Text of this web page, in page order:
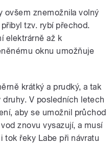
ovšem znemožnila volný
tzv. rybí přechod.
elektrárně až k
oknu umožňuje
krátký a prudký, a tak
V posledních letech
aby se umožnil průchod
znovu vysazují, a musí
tok řeky Labe při návratu